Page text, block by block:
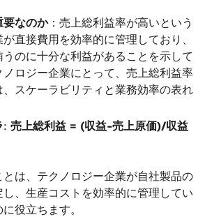
要なのか：売上総利益率が高いという
直接費用を効率的に管理しており、
のに十分な利益があることを示して
ノロジー企業にとって、売上総利益率
、スケーラビリティと業務効率の表れ
: 売上総利益 = (収益-売上原価)/収益
は、テクノロジー企業が自社製品の
、生産コストを効率的に管理してい
役立ちます。